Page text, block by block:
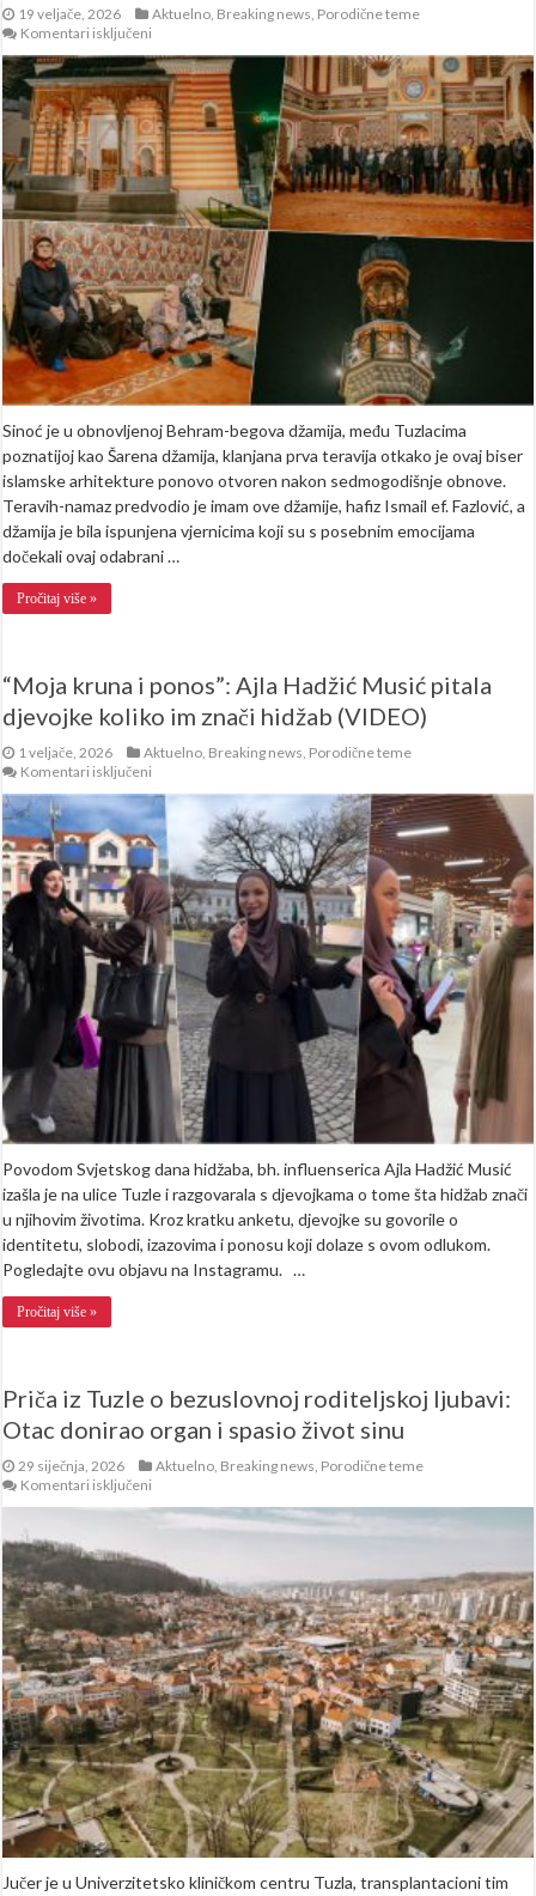
19 veljače, 2026 Aktuelno Breaking news Porodične teme
Komentari isključeni
Šarenoj
džamiji
u
Tuzli
klanjana
prva
teravija
od
njenog
renoviranja
(FOTO)
Sinoć je u obnovljenoj Behram-begova džamija, među Tuzlacima
poznatijoj kao Šarena džamija, klanjana prva teravija otkako je ovaj biser
islamske arhitekture ponovo otvoren nakon sedmogodišnje obnove.
Teravih-namaz predvodio je imam ove džamije, hafiz Ismail ef. Fazlović, a
džamija je bila ispunjena vjernicima koji su s posebnim emocijama
dočekali ovaj odabrani …
Pročitaj više »
“Moja kruna i ponos”: Ajla Hadžić Musić pitala
djevojke koliko im znači hidžab (VIDEO)
1 veljače, 2026 Aktuelno Breaking news Porodične teme
Komentari isključeni
kruna
i
ponos”:
Ajla
Hadžić
Musić
pitala
djevojke
koliko
im
znači
hidžab
(VIDEO)
Povodom Svjetskog dana hidžaba, bh. influenserica Ajla Hadžić Musić
izašla je na ulice Tuzle i razgovarala s djevojkama o tome šta hidžab znači
u njihovim životima. Kroz kratku anketu, djevojke su govorile o
identitetu, slobodi, izazovima i ponosu koji dolaze s ovom odlukom.
Pogledajte ovu objavu na Instagramu. …
Pročitaj više »
Priča iz Tuzle o bezuslovnoj roditeljskoj ljubavi:
Otac donirao organ i spasio život sinu
29 siječnja, 2026 Aktuelno Breaking news Porodične teme
Komentari isključeni
o
bezuslovnoj
roditeljskoj
ljubavi:
Otac
donirao
organ
i
spasio
život
sinu
Jučer je u Univerzitetsko kliničkom centru Tuzla, transplantacioni tim